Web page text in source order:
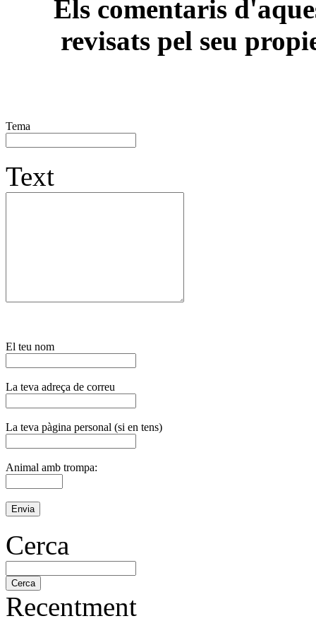
Els comentaris
revisats pel seu
Tema
Text
El teu nom
La teva adreça de correu
La teva pàgina personal (si en tens)
Animal amb trompa:
Cerca
Recentment